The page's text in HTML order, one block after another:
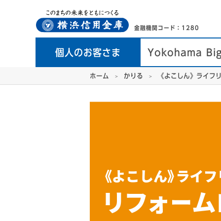
金融機関コード：1280
個人のお客さま Yokohama
ホーム かりる 《よこしん》ライ